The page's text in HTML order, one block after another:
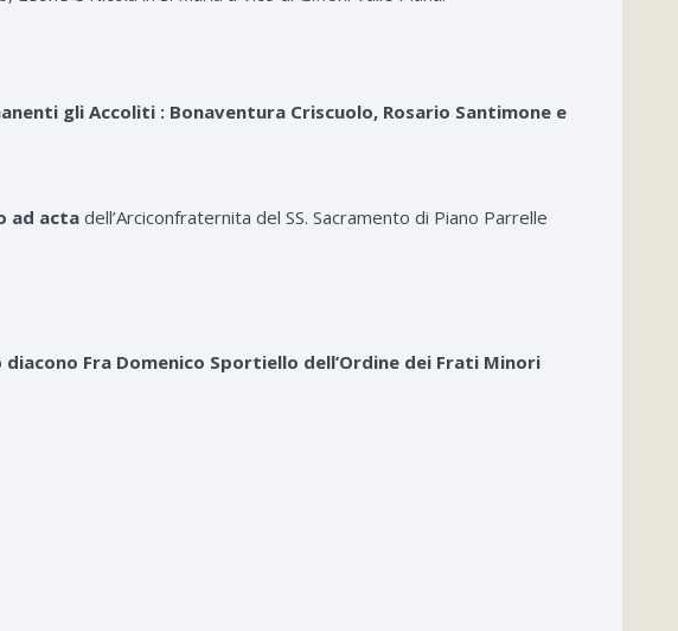
gli Accoliti : Bonaventura Criscuolo, Rosario Santimone e
ad acta dell’Arciconfraternita del SS. Sacramento di Piano Parrelle
diacono Fra Domenico Sportiello dell’Ordine dei Frati Minori